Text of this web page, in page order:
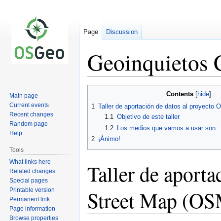
Geoinquietos
Contents
1 Taller de aportación de datos al proyecto
1.1 Objetivo de este taller
1.2
Los medios que vamos a usar son:
2 ¡Ánimo!
Taller de
Street Map
Page Discussion
Main page
Current events
Recent changes
Random page
Help
Tools
What links here
Related changes
Special pages
Printable version
Permanent link
Page information
Browse properties